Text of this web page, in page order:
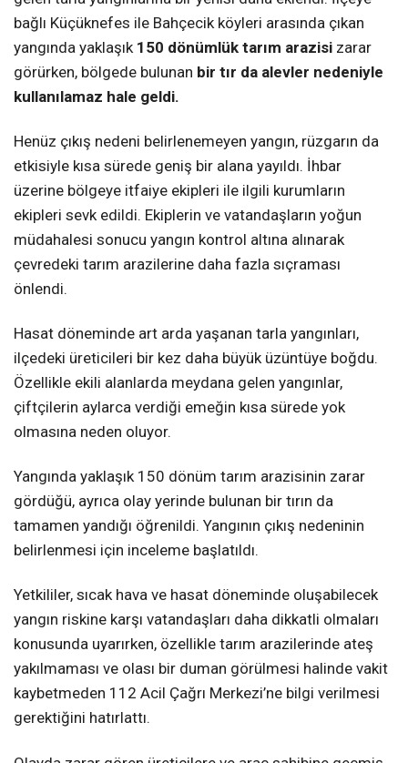
bağlı Küçüknefes ile Bahçecik köyleri arasında çıkan
yangında yaklaşık 150 dönümlük tarım arazisi zarar
görürken, bölgede bulunan bir tır da alevler nedeniyle
kullanılamaz hale geldi.
Henüz çıkış nedeni belirlenemeyen yangın, rüzgarın da
etkisiyle kısa sürede geniş bir alana yayıldı. İhbar
üzerine bölgeye itfaiye ekipleri ile ilgili kurumların
ekipleri sevk edildi. Ekiplerin ve vatandaşların yoğun
müdahalesi sonucu yangın kontrol altına alınarak
çevredeki tarım arazilerine daha fazla sıçraması
önlendi.
Hasat döneminde art arda yaşanan tarla yangınları,
ilçedeki üreticileri bir kez daha büyük üzüntüye boğdu.
Özellikle ekili alanlarda meydana gelen yangınlar,
çiftçilerin aylarca verdiği emeğin kısa sürede yok
olmasına neden oluyor.
Yangında yaklaşık 150 dönüm tarım arazisinin zarar
gördüğü, ayrıca olay yerinde bulunan bir tırın da
tamamen yandığı öğrenildi. Yangının çıkış nedeninin
belirlenmesi için inceleme başlatıldı.
Yetkililer, sıcak hava ve hasat döneminde oluşabilecek
yangın riskine karşı vatandaşları daha dikkatli olmaları
konusunda uyarırken, özellikle tarım arazilerinde ateş
yakılmaması ve olası bir duman görülmesi halinde vakit
kaybetmeden 112 Acil Çağrı Merkezi’ne bilgi verilmesi
gerektiğini hatırlattı.